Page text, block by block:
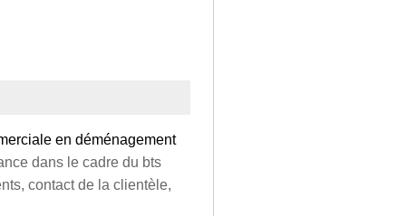
en déménagement
dans le cadre du bts
contact de la clientèle,